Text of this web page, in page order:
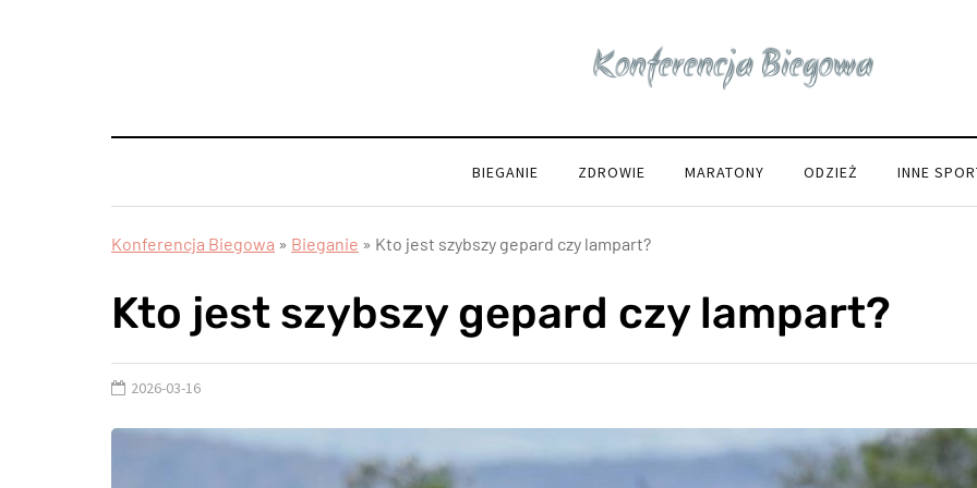
BIEGANIE ZDROWIE MARATONY ODZIEŻ INNE
Konferencja Biegowa » Bieganie » Kto jest szybszy gepard czy lampart?
Kto jest szybszy gepard czy lampart?
2026-03-16